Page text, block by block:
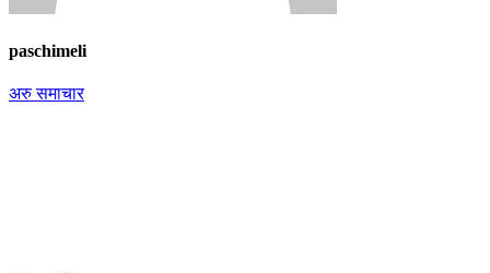
paschimeli
अरु समाचार